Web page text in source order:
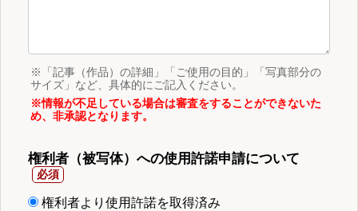
※「記事（作品）の詳細」「ご使用の目的」「写真部分の
サイズ」など、具体的にご記入ください。
※情報が不足している場合は審査をすることができないた
め、非承認となります。
権利者（被写体）への使用許諾申請について
権利者より使用許諾を取得済み